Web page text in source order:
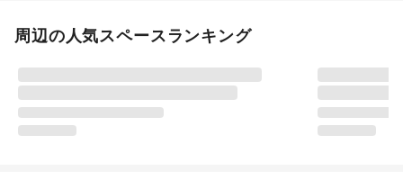
周辺の人気スペースランキング